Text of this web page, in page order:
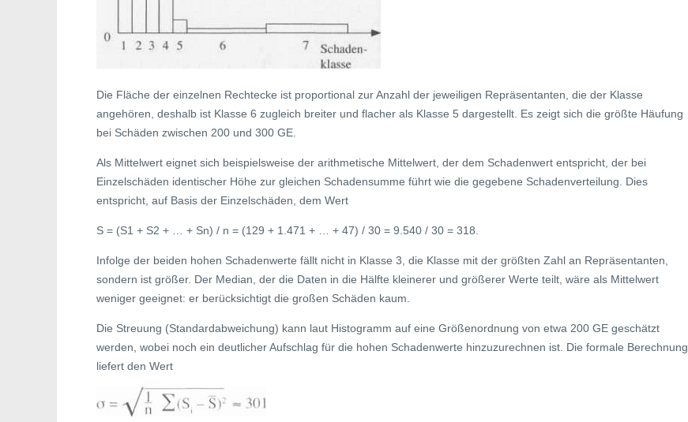
Die Fläche der einzelnen Rechtecke ist proportional zur Anzahl der jeweiligen Repräsentanten, die der Klasse
angehören, deshalb ist Klasse 6 zugleich breiter und flacher als Klasse 5 dargestellt. Es zeigt sich die größte Häufung
bei Schäden zwischen 200 und 300 GE.
Als Mittelwert eignet sich beispielsweise der arithmetische Mittelwert, der dem Schadenwert entspricht, der bei
Einzelschäden identischer Höhe zur gleichen Schadensumme führt wie die gegebene Schadenverteilung. Dies
entspricht, auf Basis der Einzelschäden, dem Wert
S = (S1 + S2 + … + Sn) / n = (129 + 1.471 + … + 47) / 30 = 9.540 / 30 = 318.
Infolge der beiden hohen Schadenwerte fällt nicht in Klasse 3, die Klasse mit der größten Zahl an Repräsentanten,
sondern ist größer. Der Median, der die Daten in die Hälfte kleinerer und größerer Werte teilt, wäre als Mittelwert
weniger geeignet: er berücksichtigt die großen Schäden kaum.
Die Streuung (Standardabweichung) kann laut Histogramm auf eine Größenordnung von etwa 200 GE geschätzt
werden, wobei noch ein deutlicher Aufschlag für die hohen Schadenwerte hinzuzurechnen ist. Die formale Berechnung
liefert den Wert